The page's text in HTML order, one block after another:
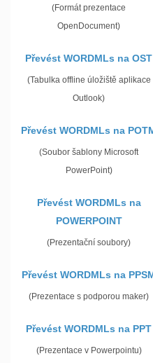
(Formát prezentace
OpenDocument)
Převést WORDMLs na OST
(Tabulka offline úložiště aplikace
Outlook)
Převést WORDMLs na
(Soubor šablony Microsoft
PowerPoint)
Převést WORDMLs na
POWERPOINT
(Prezentační soubory)
Převést WORDMLs na
(Prezentace s podporou maker)
Převést WORDMLs na PPT
(Prezentace v Powerpointu)